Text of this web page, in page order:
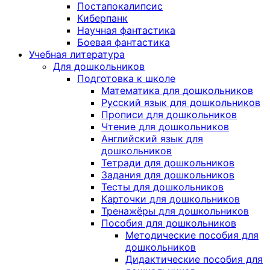
Постапокалипсис
Киберпанк
Научная фантастика
Боевая фантастика
Учебная литература
Для дошкольников
Подготовка к школе
Математика для дошкольников
Русский язык для дошкольников
Прописи для дошкольников
Чтение для дошкольников
Английский язык для
дошкольников
Тетради для дошкольников
Задания для дошкольников
Тесты для дошкольников
Карточки для дошкольников
Тренажёры для дошкольников
Пособия для дошкольников
Методические пособия для
дошкольников
Дидактические пособия для